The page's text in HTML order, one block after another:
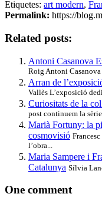
Etiquetes: art modern,
Permalink: https://
Related posts:
Antoni Casanova
Roig Antoni
Arran de
Vallès L’exposició
Curiositats de la
post continuem la
Marià Fortuny: la
cosmovisió
l’obra...
Maria Sampere i
Catalunya Sílvia
One comment